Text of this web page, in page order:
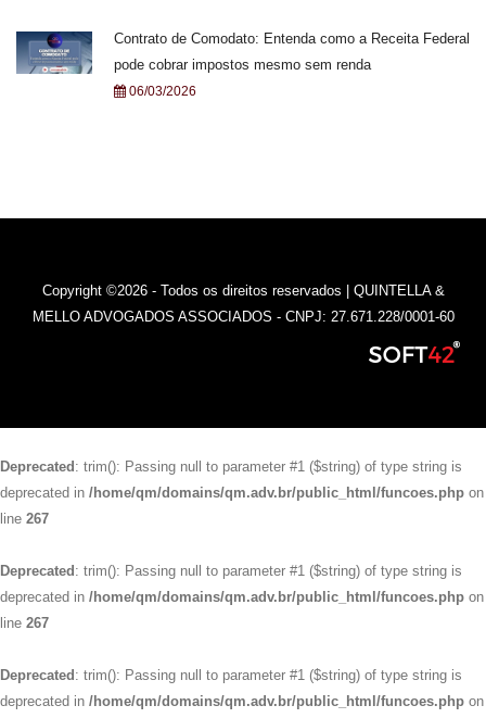
Contrato de Comodato: Entenda como a Receita Federal
pode cobrar impostos mesmo sem renda
06/03/2026
Copyright ©2026 - Todos os direitos reservados | QUINTELLA &
MELLO ADVOGADOS ASSOCIADOS - CNPJ: 27.671.228/0001-60
Deprecated : trim(): Passing null to parameter #1 ($string) of type string is
deprecated in /home/qm/domains/qm.adv.br/public_html/funcoes.php on
line 267
Deprecated : trim(): Passing null to parameter #1 ($string) of type string is
deprecated in /home/qm/domains/qm.adv.br/public_html/funcoes.php on
line 267
Deprecated : trim(): Passing null to parameter #1 ($string) of type string is
deprecated in /home/qm/domains/qm.adv.br/public_html/funcoes.php on